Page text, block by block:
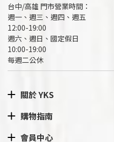
台中/高雄 門市營業時間：
週一、週三、週四、週五
12:00-19:00
週六、週日、國定假日
10:00-19:00
每週二公休
關於 YKS
購物指南
會員中心